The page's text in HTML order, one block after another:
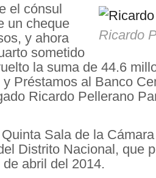
Ricardo
el cónsul
un cheque
y ahora
sometido
la suma de 44.6
Préstamos al Banco
Ricardo Pellerano
Sala de la
Distrito Nacional, que
abril del 2014.